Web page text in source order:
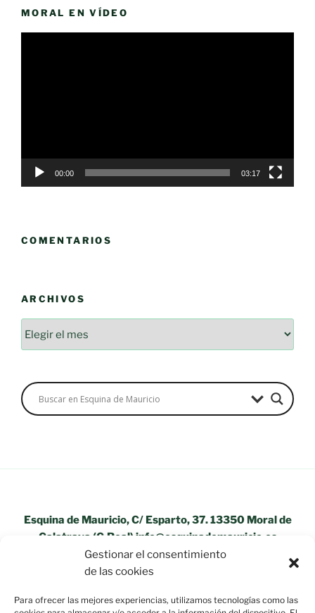
Gestionar el consentimiento
de las cookies
Para ofrecer las mejores experiencias, utilizamos tecnologías como las
MORAL EN VÍDEO
00:00 03:17
COMENTARIOS
ARCHIVOS
Esquina de Mauricio, C/ Esparto, 37. 13350 Moral de
Calatrava (C.Real) info@esquinademauricio.es
«Aviso Legal»